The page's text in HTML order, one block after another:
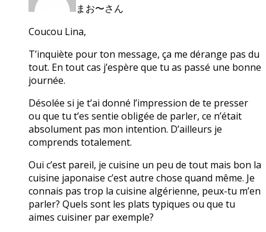
まお〜さん
Coucou Lina,
T’inquiète pour ton message, ça me dérange pas du
tout. En tout cas j’espère que tu as passé une bonne
journée.
Désolée si je t’ai donné l’impression de te presser
ou que tu t’es sentie obligée de parler, ce n’était
absolument pas mon intention. D’ailleurs je
comprends totalement.
Oui c’est pareil, je cuisine un peu de tout mais bon la
cuisine japonaise c’est autre chose quand même. Je
connais pas trop la cuisine algérienne, peux-tu m’en
parler? Quels sont les plats typiques ou que tu
aimes cuisiner par exemple?